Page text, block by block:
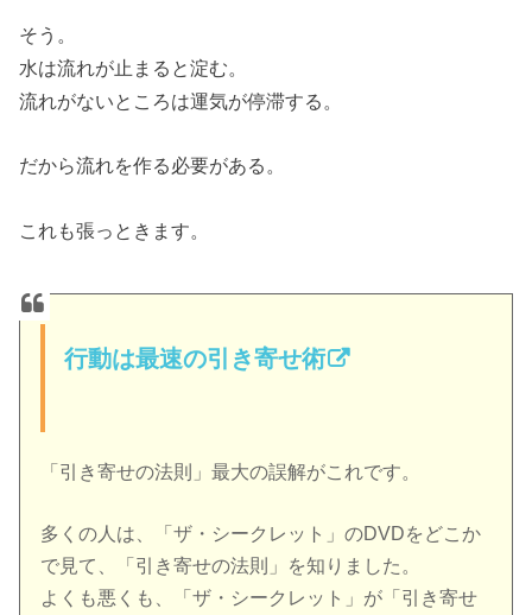
そう。
水は流れが止まると淀む。
流れがないところは運気が停滞する。
だから流れを作る必要がある。
これも張っときます。
行動は最速の引き寄せ術
「引き寄せの法則」最大の誤解がこれです。
多くの人は、「ザ・シークレット」のDVDをどこか
で見て、「引き寄せの法則」を知りました。
よくも悪くも、「ザ・シークレット」が「引き寄せ